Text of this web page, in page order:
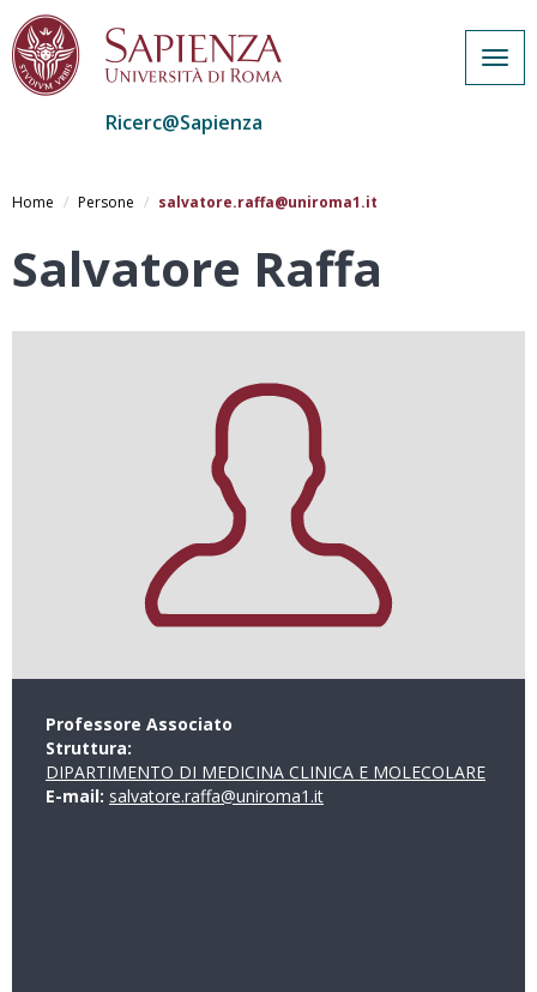
al
principale
Ricerc@Sapienza
Home Persone salvatore.raffa@uniroma1.it
Salvatore Raffa
Professore Associato
Struttura:
DIPARTIMENTO DI MEDICINA CLINICA E MOLECOLARE
E-mail: salvatore.raffa@uniroma1.it